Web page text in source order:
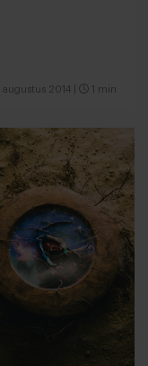
1 augustus 2014 1 min